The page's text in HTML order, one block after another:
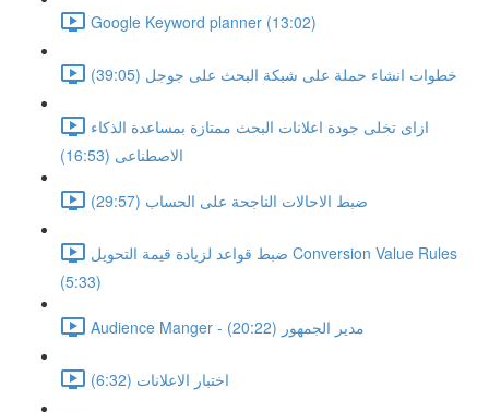
Google Keyword planner (13:02)
خطوات انشاء حملة على شبكة البحث على جوجل (39:05)
ازاى تخلى جودة اعلانات البحث ممتازة بمساعدة الذكاء
الاصطناعى (16:53)
ضبط الاحالات الناجحة على الحساب (29:57)
ضبط قواعد لزيادة قيمة التحويل Conversion Value Rules
(5:33)
Audience Manger - مدير الجمهور (20:22)
اختبار الاعلانات (6:32)